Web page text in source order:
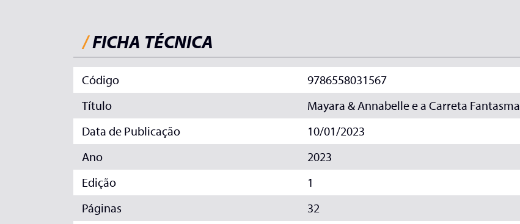
/FICHA TÉCNICA
Código
9786558031567
Título
Mayara & Annabelle e a Carreta Fantasma
Data de Publicação
10/01/2023
Ano
2023
Edição
1
Páginas
32